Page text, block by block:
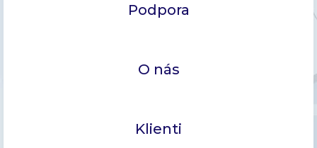
Podpora
O nás
Klienti